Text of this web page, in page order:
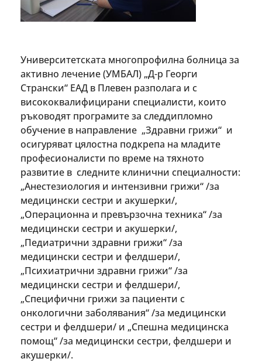
Университетската многопрофилна болница за
активно лечение (УМБАЛ) „Д-р Георги
Странски“ ЕАД в Плевен разполага и с
висококвалифицирани специалисти, които
ръководят програмите за следдипломно
обучение в направление „Здравни грижи“ и
осигуряват цялостна подкрепа на младите
професионалисти по време на тяхното
развитие в следните клинични специалности:
„Анестезиология и интензивни грижи“ /за
медицински сестри и акушерки/,
„Операционна и превързочна техника“ /за
медицински сестри и акушерки/,
„Педиатрични здравни грижи“ /за
медицински сестри и фелдшери/,
„Психиатрични здравни грижи“ /за
медицински сестри и фелдшери/,
„Специфични грижи за пациенти с
онкологични заболявания“ /за медицински
сестри и фелдшери/ и „Спешна медицинска
помощ“ /за медицински сестри, фелдшери и
акушерки/.